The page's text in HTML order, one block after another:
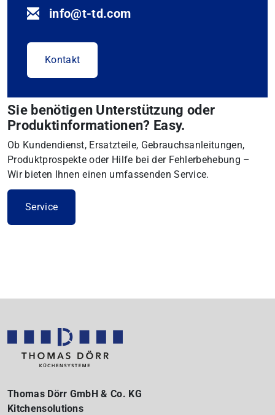
info@t-td.com
Kontakt
Sie benötigen Unterstützung oder
Produktinformationen? Easy.
Ob Kundendienst, Ersatzteile, Gebrauchsanleitungen,
Produktprospekte oder Hilfe bei der Fehlerbehebung –
Wir bieten Ihnen einen umfassenden Service.
Service
Thomas Dörr GmbH & Co. KG
Kitchensolutions